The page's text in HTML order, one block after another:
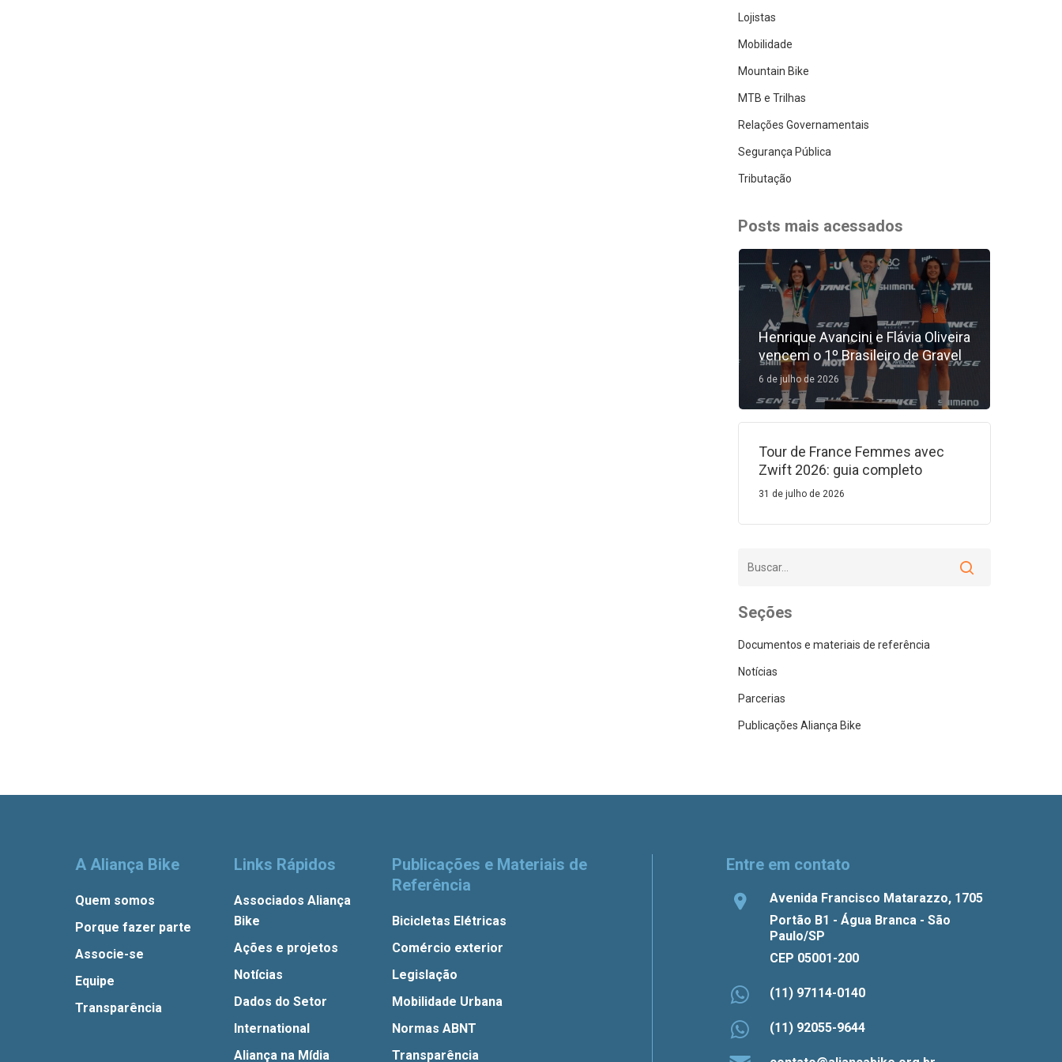
Lojistas
Mobilidade
Mountain Bike
MTB e Trilhas
Relações Governamentais
Segurança Pública
Tributação
Posts mais acessados
Henrique Avancini e Flávia Oliveira
vencem o 1º Brasileiro de Gravel
6 de julho de 2026
Tour de France Femmes avec
Zwift 2026: guia completo
31 de julho de 2026
Seções
Documentos e materiais de referência
Notícias
Parcerias
Publicações Aliança Bike
A Aliança Bike
Quem somos
Porque fazer parte
Associe-se
Equipe
Transparência
Links Rápidos
Associados Aliança
Bike
Ações e projetos
Notícias
Dados do Setor
International
Aliança na Mídia
Publicações e Materiais de
Referência
Bicicletas Elétricas
Comércio exterior
Legislação
Mobilidade Urbana
Normas ABNT
Transparência
Entre em contato
Avenida Francisco Matarazzo, 1705
Portão B1 - Água Branca - São
Paulo/SP
CEP 05001-200
(11) 97114-0140
(11) 92055-9644